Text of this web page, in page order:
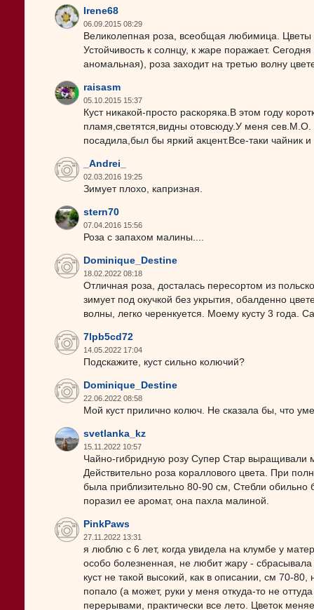
Irene68
06.09.2015 08:29
Великолепная роза, всеобщая любимица. Цветы
Устойчивость к солнцу, к жаре поражает.
аномальная), роза заходит на третью волну
raisasm
05.10.2015 15:37
Куст никакой-просто раскоряка.В этом году
пламя,светятся,видны отовсюду.У меня
посадила,был бы яркий акцент.Все-таки чайник и
_Andrei_
02.03.2016 19:25
Зимует плохо, капризная.
stern70
07.04.2016 15:56
Роза с запахом малины....
Dominique_Destine
18.02.2022 08:18
Отличная роза, досталась пересортом из
зимует под окучкой без укрытия, обалденно
волны, легко черенкуется. Моему кусту 3 года.
7lpb5cd72
14.05.2022 17:04
Подскажите, куст сильно колючий?
Dominique_Destine
22.06.2022 08:58
Мой куст прилично колюч. Не сказала бы, что
svetlanka_kz
15.11.2022 10:57
Чайно-гибридную розу Супер Стар выращивали
Действительно роза кораллового цвета. При
была приблизительно 80-90 см, Стебли
поразил ее аромат, она пахла малиной.
PinkPaws
27.11.2022 13:31
я люблю с 6 лет, когда увидела на клумбе у
особо болезненная, не любит жару -
куст не такой высокий, как в описании, см 70-
попало (а может, руки у меня откуда-то не
перерывами, практически все лето. Цветок